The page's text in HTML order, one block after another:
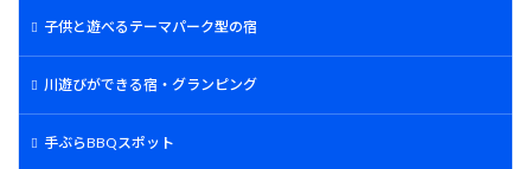
子供と遊べるテーマパーク型の宿
川遊びができる宿・グランピング
手ぶらBBQスポット